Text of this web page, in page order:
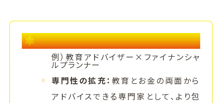
資格でブランディング力を高めるヒント
例）教育アドバイザー×ファイナンシャ
ルプランナー
専門性の拡充： 教育とお金の両面から
アドバイスできる専門家として、より包